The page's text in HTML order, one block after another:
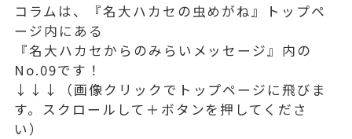
コラムは、『名大ハカセの虫めがね』トップペ
ージ内にある
『名大ハカセからのみらいメッセージ』内の
No.09です！
↓↓↓（画像クリックでトップページに飛びま
す。スクロールして＋ボタンを押してくださ
い）